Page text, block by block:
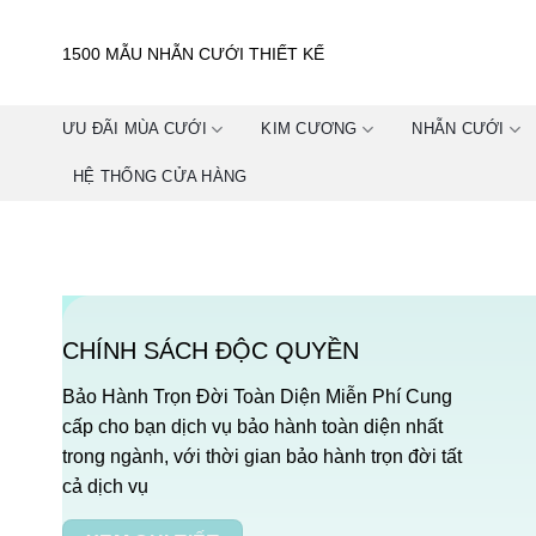
1500 MẪU NHẪN CƯỚI THIẾT KẾ
ƯU ĐÃI MÙA CƯỚI KIM CƯƠNG NHẪN CƯỚI
HỆ THỐNG CỬA HÀNG
CHÍNH SÁCH ĐỘC QUYỀN
Bảo Hành Trọn Đời Toàn Diện Miễn Phí Cung
cấp cho bạn dịch vụ bảo hành toàn diện nhất
trong ngành, với thời gian bảo hành trọn đời tất
cả dịch vụ